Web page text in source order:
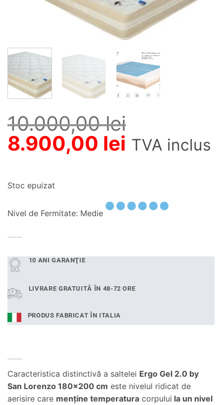
10.000,00lei
Prețul
a
10.000,00 lei.
8.900,00 lei Prețul
8.900,00
TVA inclus
Stoc epuizat
Nivel de Fermitate: Medie
10 ANI GARANŢIE
LIVRARE GRATUITĂ ÎN 48-72 ORE
PRODUS FABRICAT ÎN ITALIA
Caracteristica distinctivă a saltelei Ergo Gel 2.0 by
San Lorenzo 180×200 cm este nivelul ridicat de
aerisire care menține temperatura corpului la un nivel